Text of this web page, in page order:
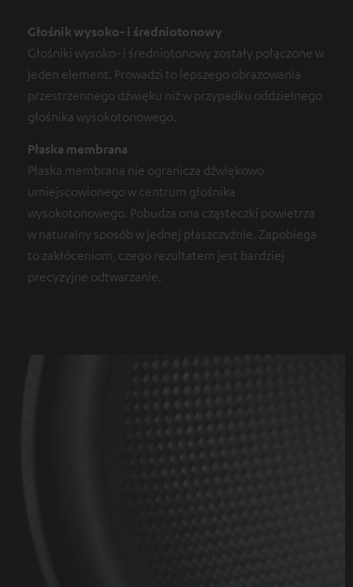
Głośnik wysoko- i średniotonowy
Głośniki wysoko- i średniotonowy zostały połączone w
jeden element. Prowadzi to lepszego obrazowania
przestrzennego dźwięku niż w przypadku oddzielnego
głośnika wysokotonowego.
Płaska membrana
Płaska membrana nie ogranicza dźwiękowo
umiejscowionego w centrum głośnika
wysokotonowego. Pobudza ona cząsteczki powietrza
w naturalny sposób w jednej płaszczyźnie. Zapobiega
to zakłóceniom, czego rezultatem jest bardziej
precyzyjne odtwarzanie.